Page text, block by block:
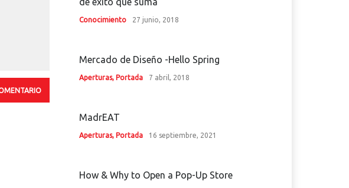
Conocimiento 27 junio, 2018
Mercado de Diseño -Hello Spring
Aperturas, Portada 7 abril, 2018
MadrEAT
Aperturas, Portada 16 septiembre, 2021
How & Why to Open a Pop-Up Store